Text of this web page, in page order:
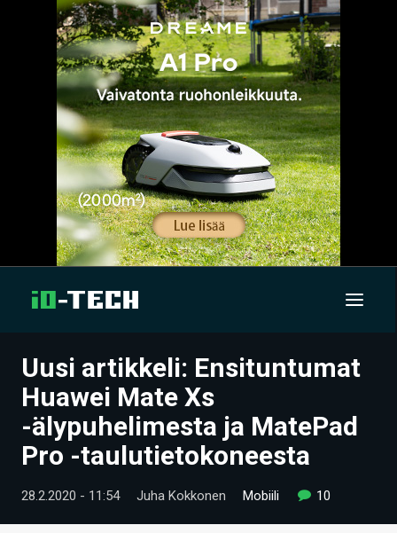
UUTISET
ARTIKKELIT
VIDEOT
TECHBBS
Uusi artikkeli: Ensituntumat
Huawei Mate Xs
-älypuhelimesta ja MatePad
Pro -taulutietokoneesta
28.2.2020 - 11:54 Juha Kokkonen Mobiili 10